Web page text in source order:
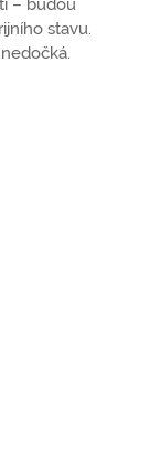
– budou
stavu.